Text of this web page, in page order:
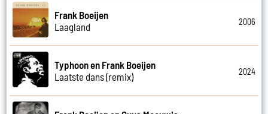
Frank Boeijen
Laagland
2006
Typhoon en Frank Boeijen
Laatste dans (remix)
2024